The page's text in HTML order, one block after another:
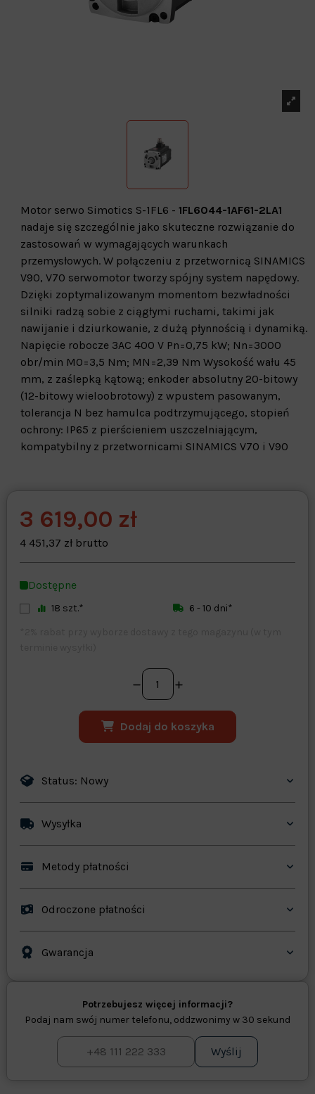
Motor serwo Simotics S-1FL6 - 1FL6044-1AF61-2LA1
nadaje się szczególnie jako skuteczne rozwiązanie do
zastosowań w wymagających warunkach
przemysłowych. W połączeniu z przetwornicą SINAMICS
V90, V70 serwomotor tworzy spójny system napędowy.
Dzięki zoptymalizowanym momentom bezwładności
silniki radzą sobie z ciągłymi ruchami, takimi jak
nawijanie i dziurkowanie, z dużą płynnością i dynamiką.
Napięcie robocze 3AC 400 V Pn=0,75 kW; Nn=3000
obr/min M0=3,5 Nm; MN=2,39 Nm Wysokość wału 45
mm, z zaślepką kątową; enkoder absolutny 20-bitowy
(12-bitowy wieloobrotowy) z wpustem pasowanym,
tolerancja N bez hamulca podtrzymującego, stopień
ochrony: IP65 z pierścieniem uszczelniającym,
kompatybilny z przetwornicami SINAMICS V70 i V90
Warehouse
opcjonalne
3 619,00 zł
4 451,37 zł brutto
Dostępne
18 szt.*
6 - 10 dni*
Dodaj do koszyka
Status: Nowy
Wysyłka
Metody płatności
Odroczone płatności
Gwarancja
Potrzebujesz więcej informacji?
Podaj nam swój numer telefonu, oddzwonimy w 30 sekund
Wyślij